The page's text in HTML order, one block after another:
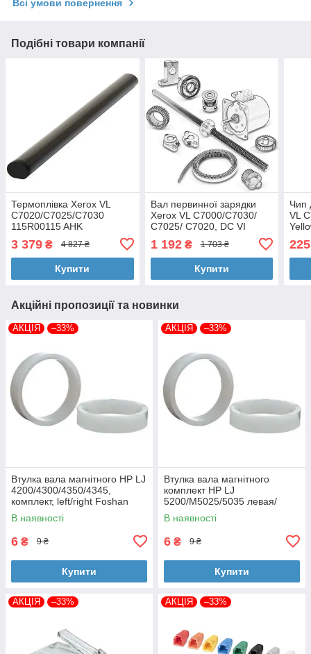
Всі умови повернення
Подібні товари компанії
Термоплівка Xerox VL
C7020/C7025/C7030
115R00115 AHK
3 379 ₴ 4 827 ₴
Купити
Вал первинної зарядки
Xerox VL C7000/C7030/
C7025/ C7020, DC VI
CET251015 AHK
(CET251015)
1 192₴ 1 703 ₴
Купити
Чип
VL
225
Акційні пропозиції та новинки
АКЦІЯ –33%
Втулка вала магнітного HP LJ
4200/4300/4350/4345,
комплект, left/right Foshan
(MAG-1338A-BSH-Foshan)
В наявності
6 ₴ 9 ₴
Купити
АКЦІЯ –33%
Втулка вала магнітного
комплект HP LJ
5200/M5025/5035 левая/
правая Foshan (MAG-7516A-
BSH-Foshan)
В наявності
6 ₴ 9 ₴
Купити
АКЦІЯ –33% АКЦІЯ –33%